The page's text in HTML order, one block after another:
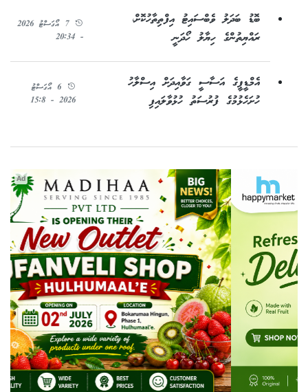
ބޮޑު ބަދަލު ވެބްސައިޓު އިފްތިތާހުކޮށް،
ރައްޔިތުންގެ ހިޔާލު ހޯދަނީ
7 އޯގަސްޓު 2026
- 20:34
އެމްޑީޕީގެ އަސާސީ ގަވާއިދަށް އިސްލާހު
ހުށަހެޅުމުގެ ފުރުސަތު ހުޅުވާލައިފި
6 އޯގަސްޓު
2026 - 15:8
Ad